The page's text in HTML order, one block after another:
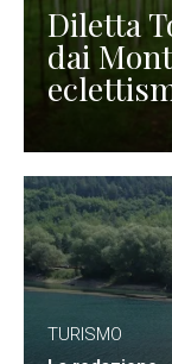
Diletta
dai
TURISMO